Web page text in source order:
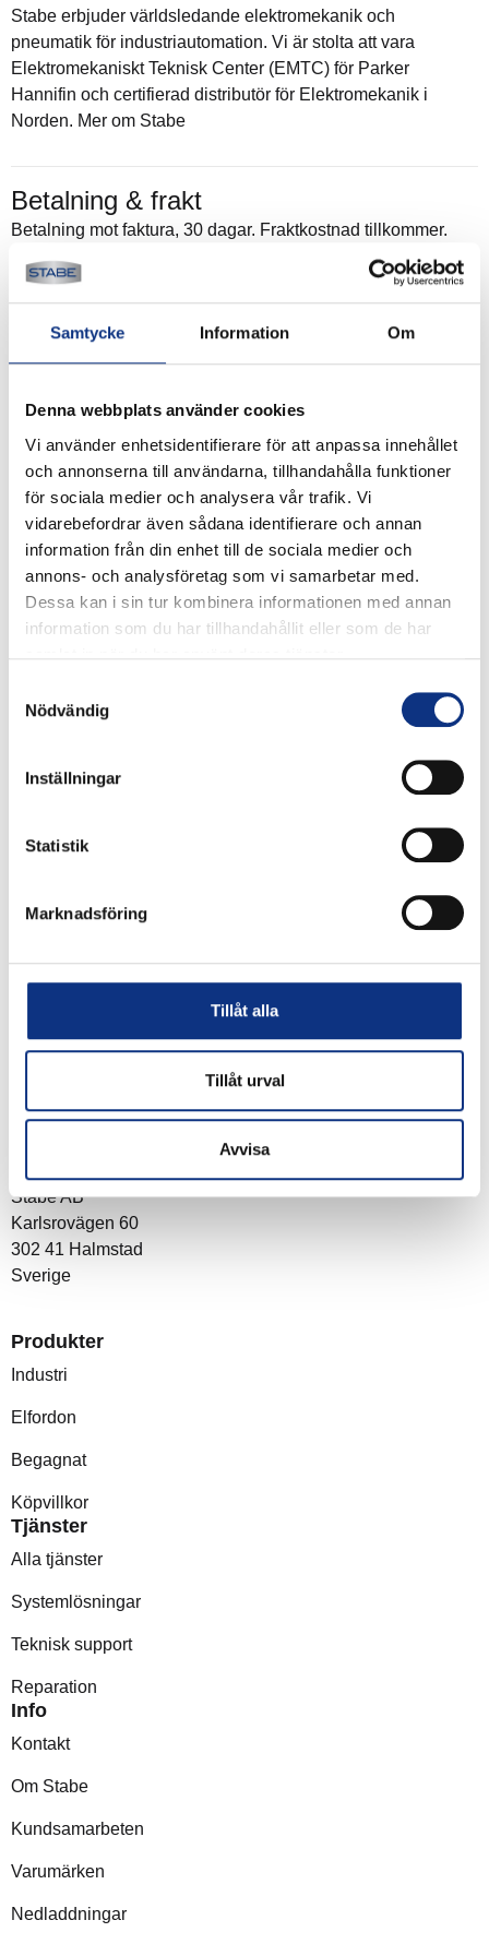
Samtycke Information Om
Denna webbplats använder cookies
Vi använder enhetsidentifierare för att anpassa innehållet
och annonserna till användarna, tillhandahålla funktioner
för sociala medier och analysera vår trafik. Vi
vidarebefordrar även sådana identifierare och annan
information från din enhet till de sociala medier och
annons- och analysföretag som vi samarbetar med.
Dessa kan i sin tur kombinera informationen med annan
information som du har tillhandahållit eller som de har
Nödvändig
Inställningar
Statistik
Marknadsföring
Tillåt alla
Tillåt urval
Avvisa
Stabe erbjuder världsledande elektromekanik och
pneumatik för industriautomation. Vi är stolta att vara
Elektromekaniskt Teknisk Center (EMTC) för Parker
Hannifin och certifierad distributör för Elektromekanik i
Norden. Mer om Stabe
Betalning & frakt
Betalning mot faktura, 30 dagar. Fraktkostnad tillkommer.
Alla priser visas i SEK. Stabe innehar AAA-kreditvärdighet.
Köpvillkor
Stabes
du godkänner våraintegritetspolicy
Stabe AB
Karlsrovägen 60
302 41 Halmstad
Sverige
Produkter
Industri
Elfordon
Begagnat
Köpvillkor
Tjänster
Alla tjänster
Systemlösningar
Teknisk support
Reparation
Info
Kontakt
Om Stabe
Kundsamarbeten
Varumärken
Nedladdningar